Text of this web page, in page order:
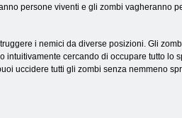
persone viventi e gli zombi vagheranno
i nemici da diverse posizioni. Gli
cercando di occupare tutto lo
uccidere tutti gli zombi senza nemmeno